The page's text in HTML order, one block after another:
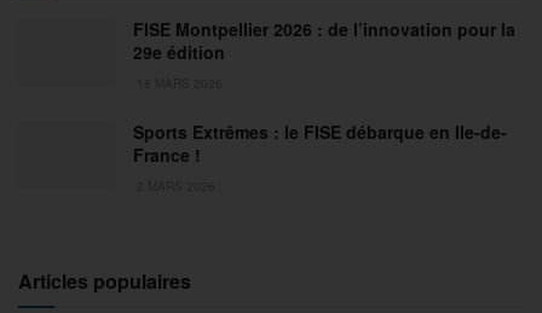
FISE Montpellier 2026 : de l’innovation pour la
29e édition
Sports Extrêmes : le FISE débarque en Ile-de-
France !
Articles populaires